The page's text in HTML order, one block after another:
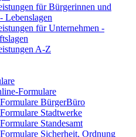
für Bürgerinnen und
Lebenslagen
für Unternehmen -
A-Z
Formulare
BürgerBüro
Stadtwerke
Standesamt
Sicherheit, Ordnung